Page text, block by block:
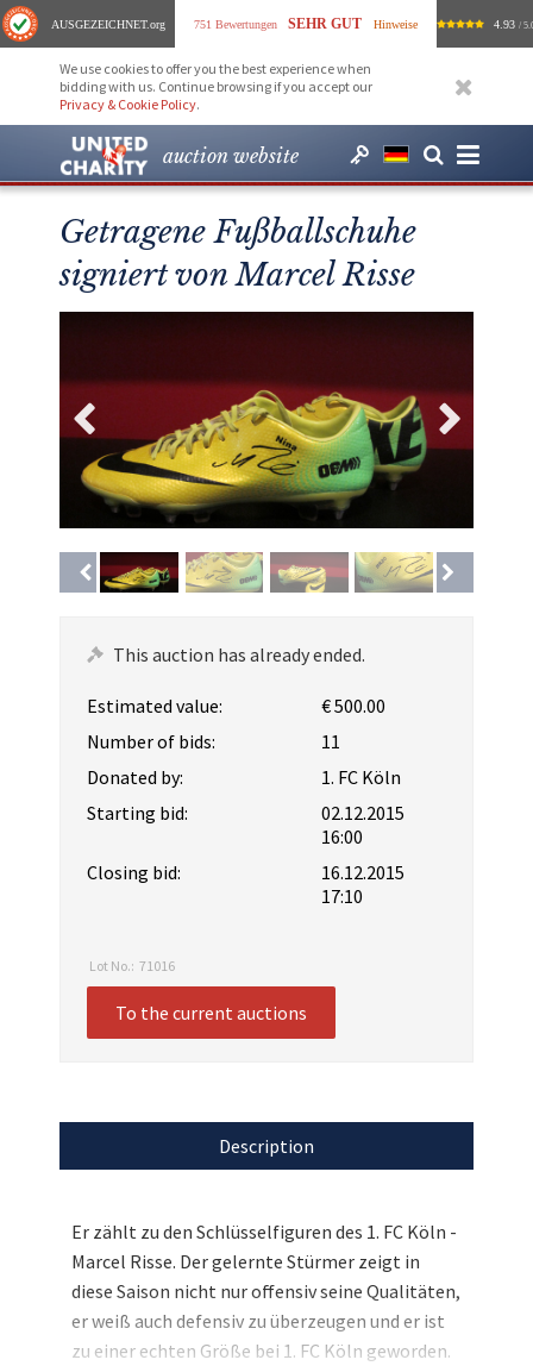
AUSGEZEICHNET.org 751 Bewertungen SEHR GUT Hinweise 4.93 /
We use cookies to offer you the best experience when
bidding with us. Continue browsing if you accept our
Privacy & Cookie Policy.
auction website
Getragene Fußballschuhe
signiert von Marcel Risse
This auction has already ended.
Estimated value:
€ 500.00
Number of bids:
11
Donated by:
1. FC Köln
Starting bid:
02.12.2015
16:00
Closing bid:
16.12.2015
17:10
Lot No.: 71016
To the current auctions
Description
Er zählt zu den Schlüsselfiguren des 1. FC Köln -
Marcel Risse. Der gelernte Stürmer zeigt in
diese Saison nicht nur offensiv seine Qualitäten,
er weiß auch defensiv zu überzeugen und er ist
zu einer echten Größe bei 1. FC Köln geworden.